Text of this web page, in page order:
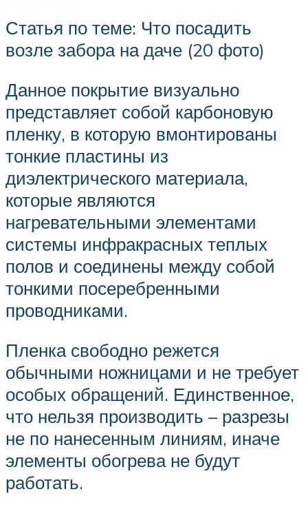
Статья по теме: Что посадить
возле забора на даче (20 фото)
Данное покрытие визуально
представляет собой карбоновую
пленку, в которую вмонтированы
тонкие пластины из
диэлектрического материала,
которые являются
нагревательными элементами
системы инфракрасных теплых
полов и соединены между собой
тонкими посеребренными
проводниками.
Пленка свободно режется
обычными ножницами и не требует
особых обращений. Единственное,
что нельзя производить – разрезы
не по нанесенным линиям, иначе
элементы обогрева не будут
работать.